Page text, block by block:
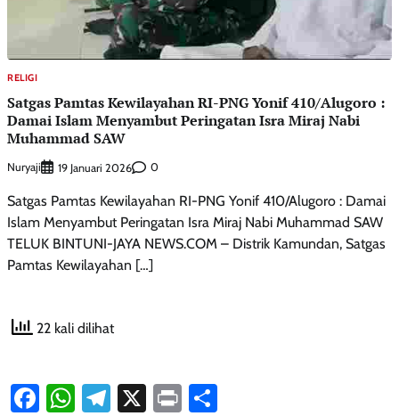
RELIGI
Satgas Pamtas Kewilayahan RI-PNG Yonif 410/Alugoro :
Damai Islam Menyambut Peringatan Isra Miraj Nabi
Muhammad SAW
Nuryaji 19 Januari 2026 0
Satgas Pamtas Kewilayahan RI-PNG Yonif 410/Alugoro : Damai
Islam Menyambut Peringatan Isra Miraj Nabi Muhammad SAW
TELUK BINTUNI-JAYA NEWS.COM – Distrik Kamundan, Satgas
Pamtas Kewilayahan […]
22 kali dilihat
Facebook
WhatsApp
Telegram
X Print